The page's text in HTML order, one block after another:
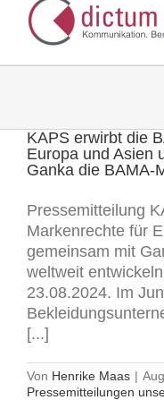
KAPS erwirbt die
Europa und Asien
Ganka die BAMA-
Pressemitteilung
Markenrechte für
gemeinsam mit
weltweit
23.08.2024. Im
[...]
Von Henrike Maas |
Pressemitteilungen